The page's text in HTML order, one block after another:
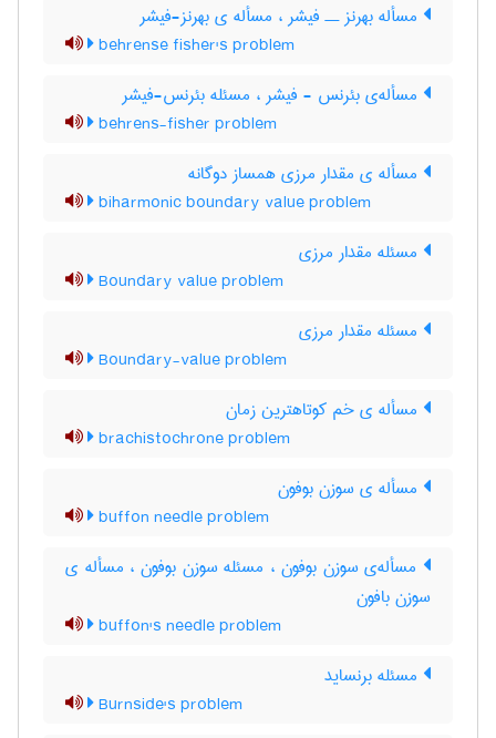
مسأله بهرنز ــ فیشر ، مسأله ی بهرنز-فیشر
behrense fisher's problem
مسأله‌ی بئرنس - فیشر ، مسئله بئرنس-فیشر
behrens-fisher problem
مسأله ی مقدار مرزی همساز دوگانه
biharmonic boundary value problem
مسئله مقدار مرزی
Boundary value problem
مسئله مقدار مرزی
Boundary-value problem
مسأله ی خم کوتاهترین زمان
brachistochrone problem
مسأله ی سوزن بوفون
buffon needle problem
مسأله‌ی سوزن بوفون ، مسئله سوزن بوفون ، مسأله ی
سوزن بافون
buffon's needle problem
مسئله برنساید
Burnside's problem